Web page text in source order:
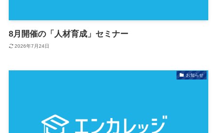
8月開催の「人材育成」セミナー
2026年7月24日
お知らせ